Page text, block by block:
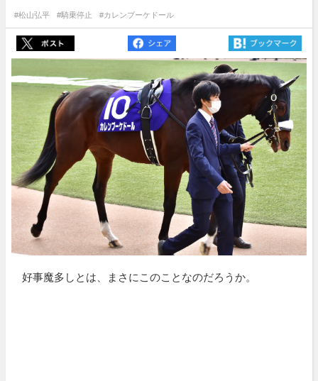
#松山弘平 #騎乗停止 #カレンブーケドール
好事魔多しとは、まさにこのことなのだろうか。